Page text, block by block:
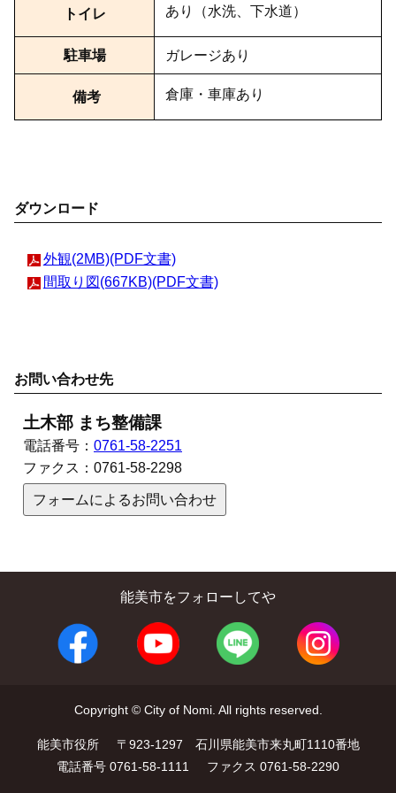
トイレ あり（水洗、下水道）
駐車場 ガレージあり
備考 倉庫・車庫あり
ダウンロード
外観(2MB)(PDF文書)
間取り図(667KB)(PDF文書)
お問い合わせ先
土木部 まち整備課
電話番号： 0761-58-2251
ファクス： 0761-58-2298
フォームによるお問い合わせ
能美市をフォローしてや
Copyright © City of Nomi. All rights reserved.
能美市役所
〒923-1297 石川県能美市来丸町1110番地
電話番号 0761-58-1111
ファクス 0761-58-2290